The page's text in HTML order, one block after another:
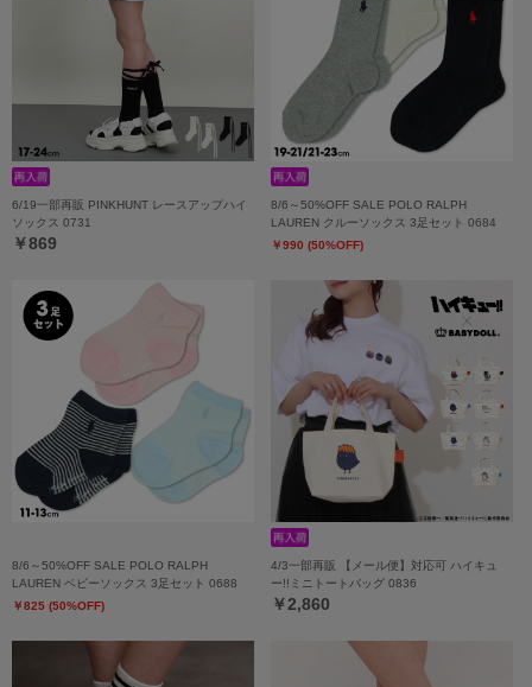
6/19一部再販 PINKHUNT レースアップハイ
ソックス 0731
￥869
8/6～50%OFF SALE POLO RALPH
LAUREN クルーソックス 3足セット 0684
￥990 (50%OFF)
8/6～50%OFF SALE POLO RALPH
LAUREN ベビーソックス 3足セット 0688
￥825 (50%OFF)
4/3一部再販 【メール便】対応可 ハイキュ
ー!!ミニトートバッグ 0836
￥2,860